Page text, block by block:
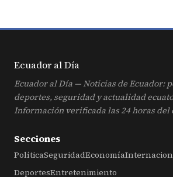
Ecuador alDía
Ecuador al Día — Noticias de Ecuador:
deportes, seguridad y actualidad
Información verificada las 24 horas del
Secciones
PolíticaSeguridadEconomía
DeportesEntretenimiento